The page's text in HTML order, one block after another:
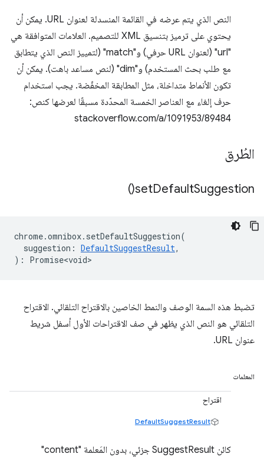
النص الذي يتم عرضه في القائمة المنسدلة لعنوان URL. يمكن أن
يحتوي على ترميز بتنسيق XML للتصميم. العلامات المتوافقة هي
"url" (لعنوان URL حرفي) و"match" (لتمييز النص الذي يتطابق
مع طلب بحث المستخدم) و"dim" (لنص مساعد باهت). يمكن أن
تكون الأنماط متداخلة، مثل المطابقة المخفّضة. يجب استخدام
حرف إلغاء مع العناصر الخمسة المحدّدة مسبقًا لعرضها كنص:
stackoverflow.com/a/1091953/89484
الطُرق
setDefaultSuggestion(
)
chrome.omnibox. setDefaultSuggestion(
suggestion : DefaultSuggestResult,
) : Promise<void>
تضبط هذه السمة الوصف والنمط الخاصين بالاقتراح التلقائي. الاقتراح
التلقائي هو النص الذي يظهر في صف الاقتراحات الأول أسفل شريط
عنوان URL.
المعلمات
اقتراح
DefaultSuggestResult
كائن SuggestResult جزئي، بدون المَعلمة "content"